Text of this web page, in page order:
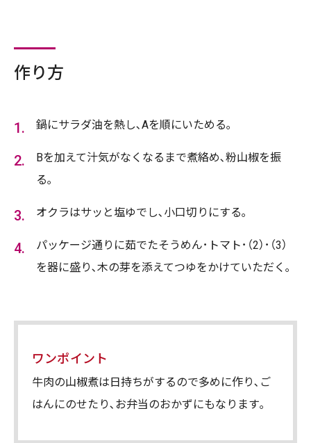
作り方
鍋にサラダ油を熱し､Aを順にいためる｡
Bを加えて汁気がなくなるまで煮絡め､粉山椒を振
る｡
オクラはサッと塩ゆでし､小口切りにする｡
パッケージ通りに茹でたそうめん･トマト･（2）･（3）
を器に盛り､木の芽を添えてつゆをかけていただく｡
ワンポイント
牛肉の山椒煮は日持ちがするので多めに作り､ご
はんにのせたり､お弁当のおかずにもなります｡